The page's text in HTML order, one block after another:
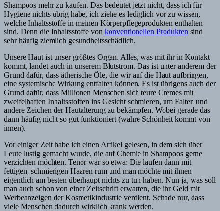
Shampoos mehr zu kaufen. Das bedeutet jetzt nicht, dass ich für
Hygiene nichts übrig habe, ich ziehe es lediglich vor zu wissen,
welche Inhaltsstoffe in meinen Körperpflegeprodukten enthalten
sind. Denn die Inhaltsstoffe von konventionellen Produkten sind
sehr häufig ziemlich gesundheitsschädlich.
Unsere Haut ist unser größtes Organ. Alles, was mit ihr in Kontakt
kommt, landet auch in unserem Blutstrom. Das ist unter anderem der
Grund dafür, dass ätherische Öle, die wir auf die Haut aufbringen,
eine systemische Wirkung entfalten können. Es ist übrigens auch der
Grund dafür, dass Millionen Menschen sich teure Cremes mit
zweifelhaften Inhaltsstoffen ins Gesicht schmieren, um Falten und
andere Zeichen der Hautalterung zu bekämpfen. Wobei gerade das
dann häufig nicht so gut funktioniert (wahre Schönheit kommt von
innen).
Vor einiger Zeit habe ich einen Artikel gelesen, in dem sich über
Leute lustig gemacht wurde, die auf Chemie in Shampoos gerne
verzichten möchten. Tenor war so etwa: Die laufen dann mit
fettigen, schmierigen Haaren rum und man möchte mit ihnen
eigentlich am besten überhaupt nichts zu tun haben. Nun ja, was soll
man auch schon von einer Zeitschrift erwarten, die ihr Geld mit
Werbeanzeigen der Kosmetikindustrie verdient. Schade nur, dass
viele Menschen dadurch wirklich krank werden.